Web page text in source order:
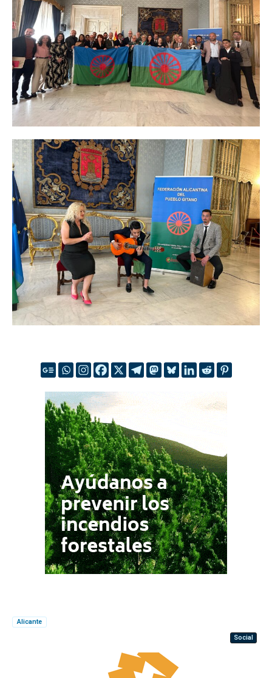
Alicante
Social